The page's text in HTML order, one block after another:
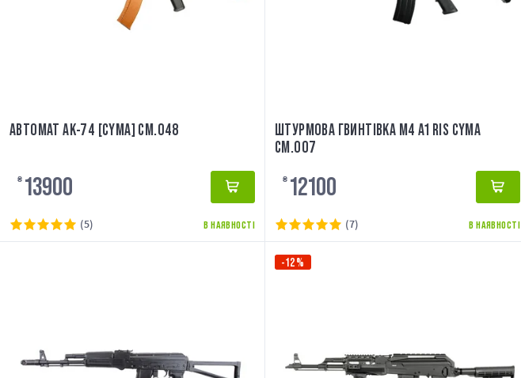
АВТОМАТ АК-74 [CYMA] CM.048
₴ 13900
В НАЯВНОСТІ
(5)
ШТУРМОВА ГВИНТІВКА M4 A1 RIS CYMA
CM.007
₴ 12100
В НАЯВНОСТІ
(7)
-12%